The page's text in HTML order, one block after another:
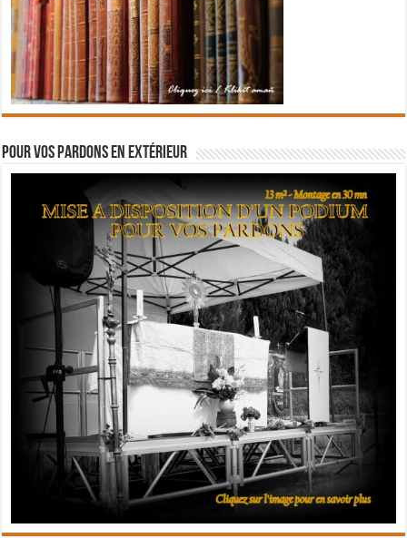
Pour vos pardons en extérieur